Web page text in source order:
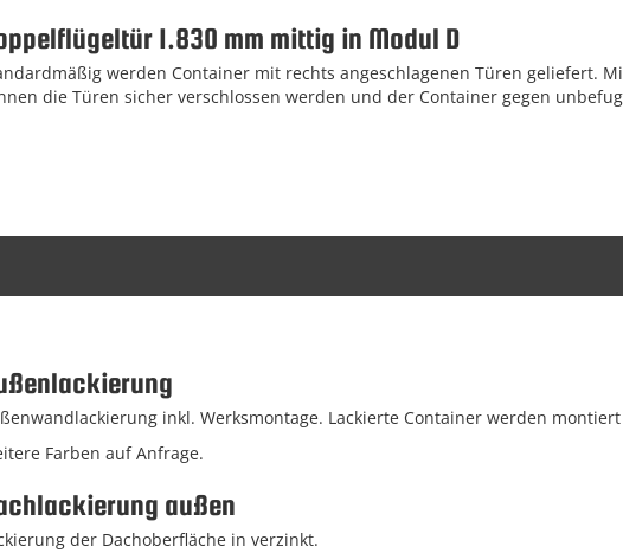
1.830 mm mittig in Modul D
werden Container mit rechts angeschlagenen Türen geliefert.
die Türen sicher verschlossen werden und der Container gegen
inkl. Werksmontage. Lackierte Container werden
Farben auf Anfrage.
außen
der Dachoberfläche in verzinkt.